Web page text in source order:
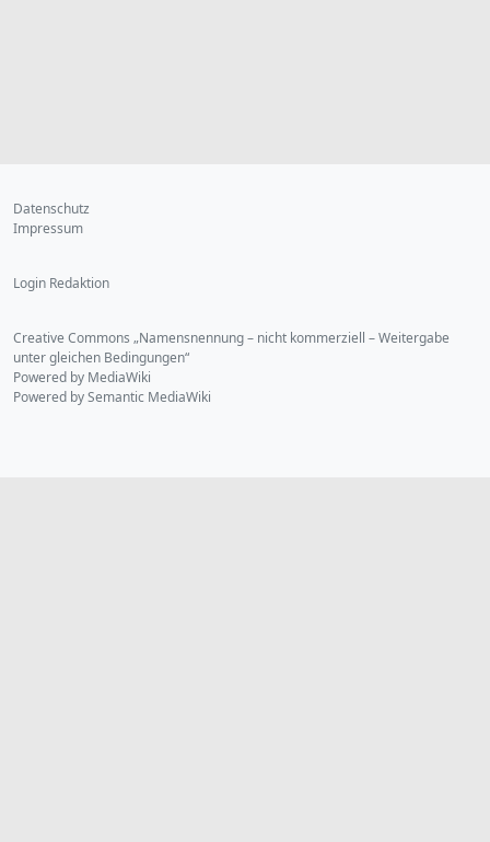
Datenschutz
Impressum
Login Redaktion
Creative Commons „Namensnennung – nicht kommerziell – Weitergabe
unter gleichen Bedingungen“
Powered by MediaWiki
Powered by Semantic MediaWiki